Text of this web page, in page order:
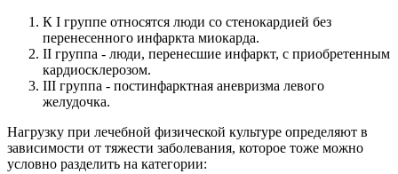
К I группе относятся люди со стенокардией без
перенесенного инфаркта миокарда.
II группа - люди, перенесшие инфаркт, с приобретенным
кардиосклерозом.
III группа - постинфарктная аневризма левого
желудочка.
Нагрузку при лечебной физической культуре определяют в
зависимости от тяжести заболевания, которое тоже можно
условно разделить на категории: